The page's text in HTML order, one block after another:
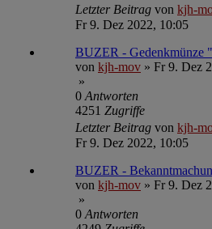
Letzter Beitrag von kjh-
Fr 9. Dez 2022, 10:05
BUZER - Gedenkmünze
von kjh-mov » Fr 9. Dez
»
0 Antworten
4251 Zugriffe
Letzter Beitrag von kjh-
Fr 9. Dez 2022, 10:05
BUZER -
von kjh-mov » Fr 9. Dez
»
0 Antworten